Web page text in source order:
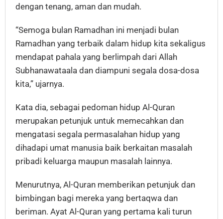
dengan tenang, aman dan mudah.
“Semoga bulan Ramadhan ini menjadi bulan
Ramadhan yang terbaik dalam hidup kita sekaligus
mendapat pahala yang berlimpah dari Allah
Subhanawataala dan diampuni segala dosa-dosa
kita,” ujarnya.
Kata dia, sebagai pedoman hidup Al-Quran
merupakan petunjuk untuk memecahkan dan
mengatasi segala permasalahan hidup yang
dihadapi umat manusia baik berkaitan masalah
pribadi keluarga maupun masalah lainnya.
Menurutnya, Al-Quran memberikan petunjuk dan
bimbingan bagi mereka yang bertaqwa dan
beriman. Ayat Al-Quran yang pertama kali turun